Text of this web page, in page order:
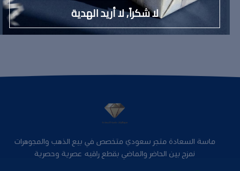
ماسة السعادة متجر سعودي متخصص في بيع الذهب والمجوهرات
نمزج بين الحاضر والماضي بقطع راقيه عصرية وحصرية
لا شكراً, لا أريد الهدية